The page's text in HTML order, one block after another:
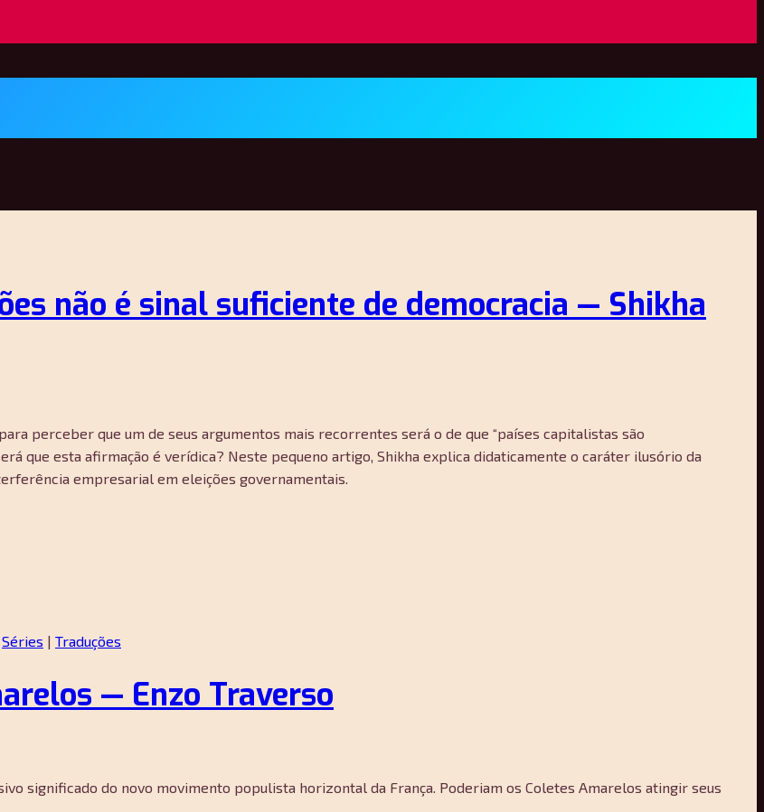
não é sinal suficiente de democracia — Shikha
perceber que um de seus argumentos mais recorrentes será o de que “países capitalistas são
que esta afirmação é verídica? Neste pequeno artigo, Shikha explica didaticamente o caráter ilusório da
empresarial em eleições governamentais.
Séries | Traduções
— Enzo Traverso
significado do novo movimento populista horizontal da França. Poderiam os Coletes Amarelos atingir seus